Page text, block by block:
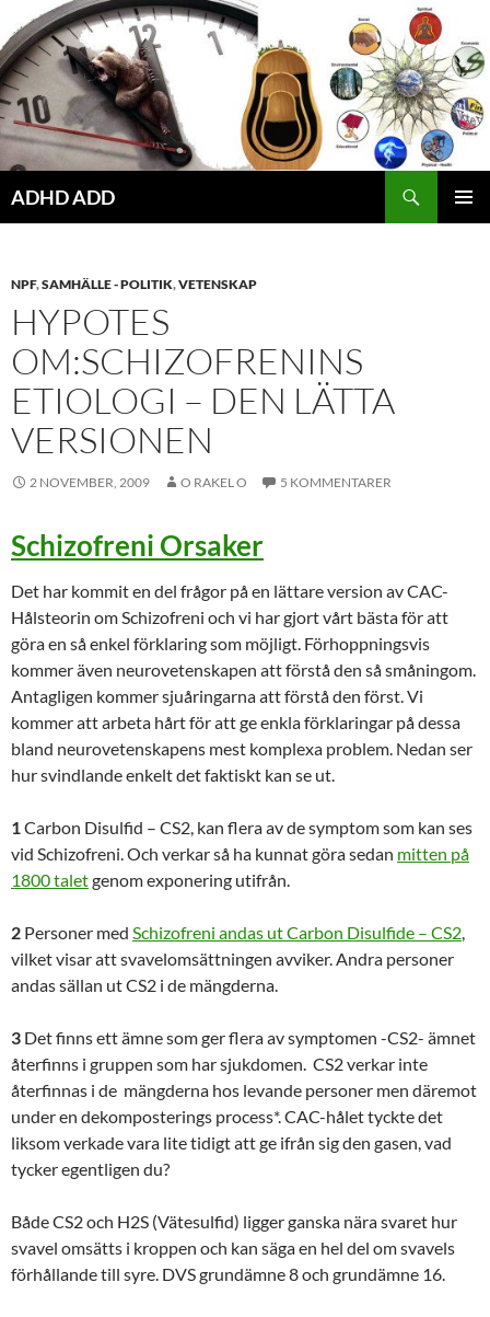
Hoppa
till
innehåll
ADHD ADD
NPF,SAMHÄLLE - POLITIK,VETENSKAP
HYPOTES
OM:SCHIZOFRENINS
ETIOLOGI – DEN LÄTTA
VERSIONEN
2 NOVEMBER, 2009 O RAKEL O 5 KOMMENTARER
Schizofreni Orsaker
Det har kommit en del frågor på en lättare version av CAC-
Hålsteorin om Schizofreni och vi har gjort vårt bästa för att
göra en så enkel förklaring som möjligt. Förhoppningsvis
kommer även neurovetenskapen att förstå den så småningom.
Antagligen kommer sjuåringarna att förstå den först. Vi
kommer att arbeta hårt för att ge enkla förklaringar på dessa
bland neurovetenskapens mest komplexa problem. Nedan ser
hur svindlande enkelt det faktiskt kan se ut.
1Carbon Disulfid – CS2, kan flera av de symptom som kan ses
vid Schizofreni. Och verkar så ha kunnat göra sedan mitten på
1800 taletgenom exponering utifrån.
2 Personer med Schizofreni andas ut Carbon Disulfide – CS2,
vilket visar att svavelomsättningen avviker. Andra personer
andas sällan ut CS2 i de mängderna.
3 Det finns ett ämne som ger flera av symptomen -CS2- ämnet
återfinns i gruppen som har sjukdomen. CS2 verkar inte
återfinnas i de mängderna hos levande personer men däremot
under en dekomposterings process*. CAC-hålet tyckte det
liksom verkade vara lite tidigt att ge ifrån sig den gasen, vad
tycker egentligen du?
Både CS2 och H2S (Vätesulfid) ligger ganska nära svaret hur
svavel omsätts i kroppen och kan säga en hel del om svavels
förhållande till syre. DVS grundämne 8 och grundämne 16.